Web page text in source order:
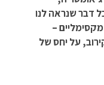
דבר שנראה לנו
–
על יחס של